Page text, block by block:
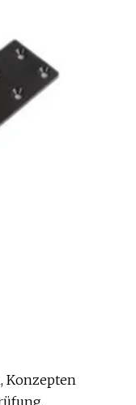
Konzepten